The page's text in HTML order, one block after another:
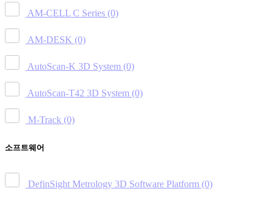
AM-CELL C Series (0)
AM-DESK (0)
AutoScan-K 3D System (0)
AutoScan-T42 3D System (0)
M-Track (0)
소프트웨어
DefinSight Metrology 3D Software Platform (0)